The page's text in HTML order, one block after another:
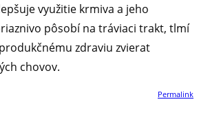
využitie krmiva a jeho
pôsobí na tráviaci trakt, tlmí
zdraviu zvierat
chovov.
Permalink